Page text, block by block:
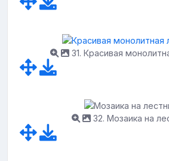
31. Красивая
32. Мозаика на